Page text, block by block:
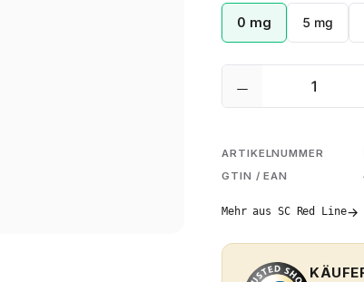
0 mg 5 mg
Produkt
ARTIKELNUMMER
GTIN / EAN
Mehr aus SC Red Line→